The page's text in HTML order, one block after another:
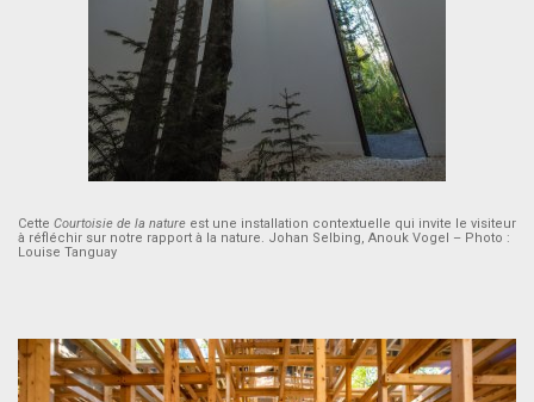
Cette Courtoisie de la nature est une installation contextuelle qui invite le visiteur
à réfléchir sur notre rapport à la nature. Johan Selbing, Anouk Vogel – Photo :
Louise Tanguay